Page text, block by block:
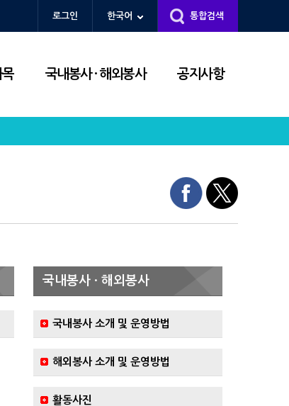
로그인 한국어 통합검색
목 국내봉사 · 해외봉사 공지사항
국내봉사 · 해외봉사
국내봉사 소개 및 운영방법
해외봉사 소개 및 운영방법
활동사진